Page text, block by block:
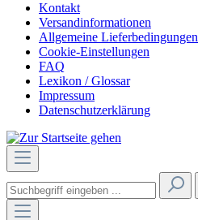
Kontakt
Versandinformationen
Allgemeine Lieferbedingungen
Cookie-Einstellungen
FAQ
Lexikon / Glossar
Impressum
Datenschutzerklärung